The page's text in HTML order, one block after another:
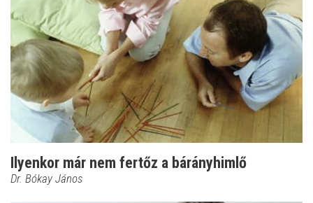
Ilyenkor már nem fertőz a bárányhimlő
Dr. Bókay János